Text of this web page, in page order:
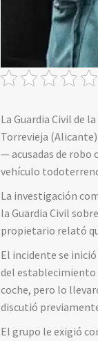
La Guardia Civil de
Torrevieja
— acusadas de robo
vehículo
La investigación
la Guardia Civil
propietario relató
El incidente se
del establecimiento
coche, pero lo
discutió
El grupo le exigió